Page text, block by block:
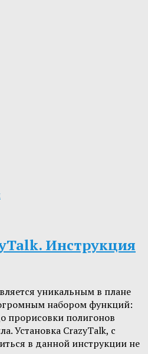
Инструкция
уникальным в плане
набором функций:
прорисовки полигонов
Установка CrazyTalk, с
в данной инструкции не